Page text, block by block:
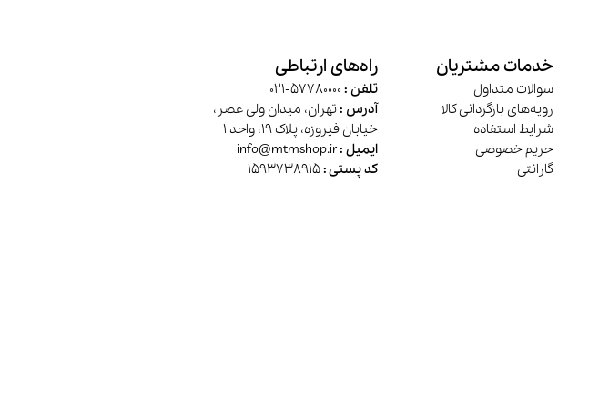
خدمات مشتریان
سوالات متداول
رویه‌های بازگردانی کالا
شرایط استفاده
حریم خصوصی
گارانتی
راه‌های ارتباطی
تلفن :57780000-021
آدرس :تهران، میدان ولی عصر،
خیابان فیروزه، پلاک 19، واحد 1
ایمیل :info@mtmshop.ir
کد پستی :1593738915